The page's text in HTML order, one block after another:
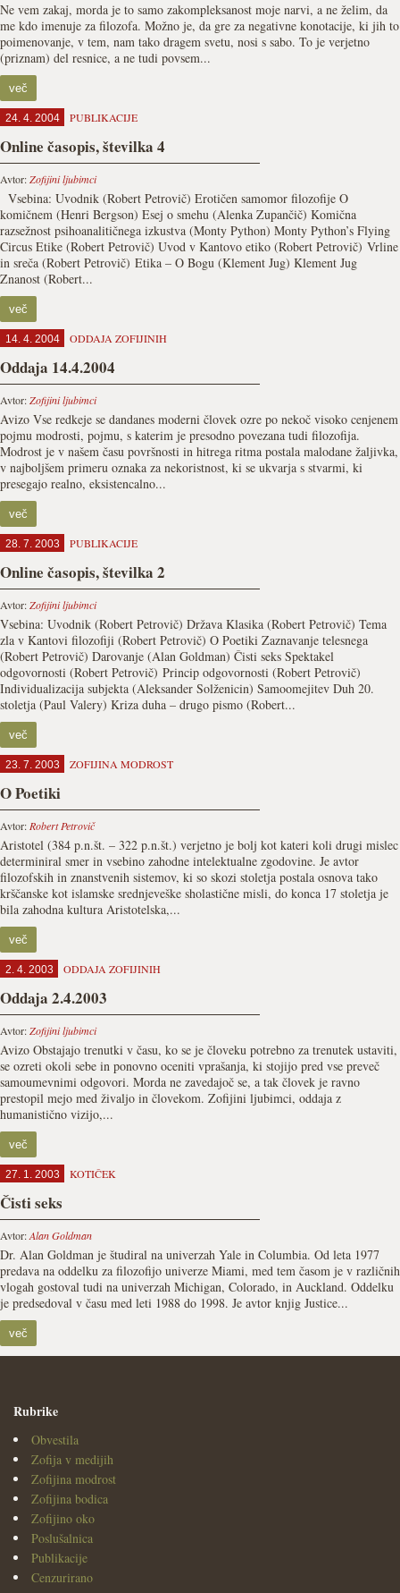
Ne vem zakaj, morda je to samo zakompleksanost moje narvi, a ne želim, da
me kdo imenuje za filozofa. Možno je, da gre za negativne konotacije, ki jih to
poimenovanje, v tem, nam tako dragem svetu, nosi s sabo. To je verjetno
(priznam) del resnice, a ne tudi povsem...
več
24. 4. 2004 PUBLIKACIJE
Online časopis, številka 4
Avtor:Zofijini ljubimci
Vsebina: Uvodnik (Robert Petrovič) Erotičen samomor filozofije O
komičnem (Henri Bergson) Esej o smehu (Alenka Zupančič) Komična
razsežnost psihoanalitičnega izkustva (Monty Python) Monty Python’s Flying
Circus Etike (Robert Petrovič) Uvod v Kantovo etiko (Robert Petrovič) Vrline
in sreča (Robert Petrovič) Etika – O Bogu (Klement Jug) Klement Jug
Znanost (Robert...
več
14. 4. 2004 ODDAJA ZOFIJINIH
Oddaja 14.4.2004
Avtor:Zofijini ljubimci
Avizo Vse redkeje se dandanes moderni človek ozre po nekoč visoko cenjenem
pojmu modrosti, pojmu, s katerim je presodno povezana tudi filozofija.
Modrost je v našem času površnosti in hitrega ritma postala malodane žaljivka,
v najboljšem primeru oznaka za nekoristnost, ki se ukvarja s stvarmi, ki
presegajo realno, eksistencalno...
več
28. 7. 2003 PUBLIKACIJE
Online časopis, številka 2
Avtor:Zofijini ljubimci
Vsebina: Uvodnik (Robert Petrovič) Država Klasika (Robert Petrovič) Tema
zla v Kantovi filozofiji (Robert Petrovič) O Poetiki Zaznavanje telesnega
(Robert Petrovič) Darovanje (Alan Goldman) Čisti seks Spektakel
odgovornosti (Robert Petrovič) Princip odgovornosti (Robert Petrovič)
Individualizacija subjekta (Aleksander Solženicin) Samoomejitev Duh 20.
stoletja (Paul Valery) Kriza duha – drugo pismo (Robert...
več
23. 7. 2003 ZOFIJINA MODROST
O Poetiki
Avtor: Robert Petrovič
Aristotel (384 p.n.št. – 322 p.n.št.) verjetno je bolj kot kateri koli drugi mislec
determiniral smer in vsebino zahodne intelektualne zgodovine. Je avtor
filozofskih in znanstvenih sistemov, ki so skozi stoletja postala osnova tako
krščanske kot islamske srednjeveške sholastične misli, do konca 17 stoletja je
bila zahodna kultura Aristotelska,...
več
2. 4. 2003 ODDAJA ZOFIJINIH
Oddaja 2.4.2003
Avtor:Zofijini ljubimci
Avizo Obstajajo trenutki v času, ko se je človeku potrebno za trenutek ustaviti,
se ozreti okoli sebe in ponovno oceniti vprašanja, ki stojijo pred vse preveč
samoumevnimi odgovori. Morda ne zavedajoč se, a tak človek je ravno
prestopil mejo med živaljo in človekom. Zofijini ljubimci, oddaja z
humanistično vizijo,...
več
27. 1. 2003 KOTIČEK
Čisti seks
Avtor:Alan Goldman
Dr. Alan Goldman je študiral na univerzah Yale in Columbia. Od leta 1977
predava na oddelku za filozofijo univerze Miami, med tem časom je v različnih
vlogah gostoval tudi na univerzah Michigan, Colorado, in Auckland. Oddelku
je predsedoval v času med leti 1988 do 1998. Je avtor knjig Justice...
več
Rubrike
Obvestila
Zofija v medijih
Zofijina modrost
Zofijina bodica
Zofijino oko
Poslušalnica
Publikacije
Cenzurirano